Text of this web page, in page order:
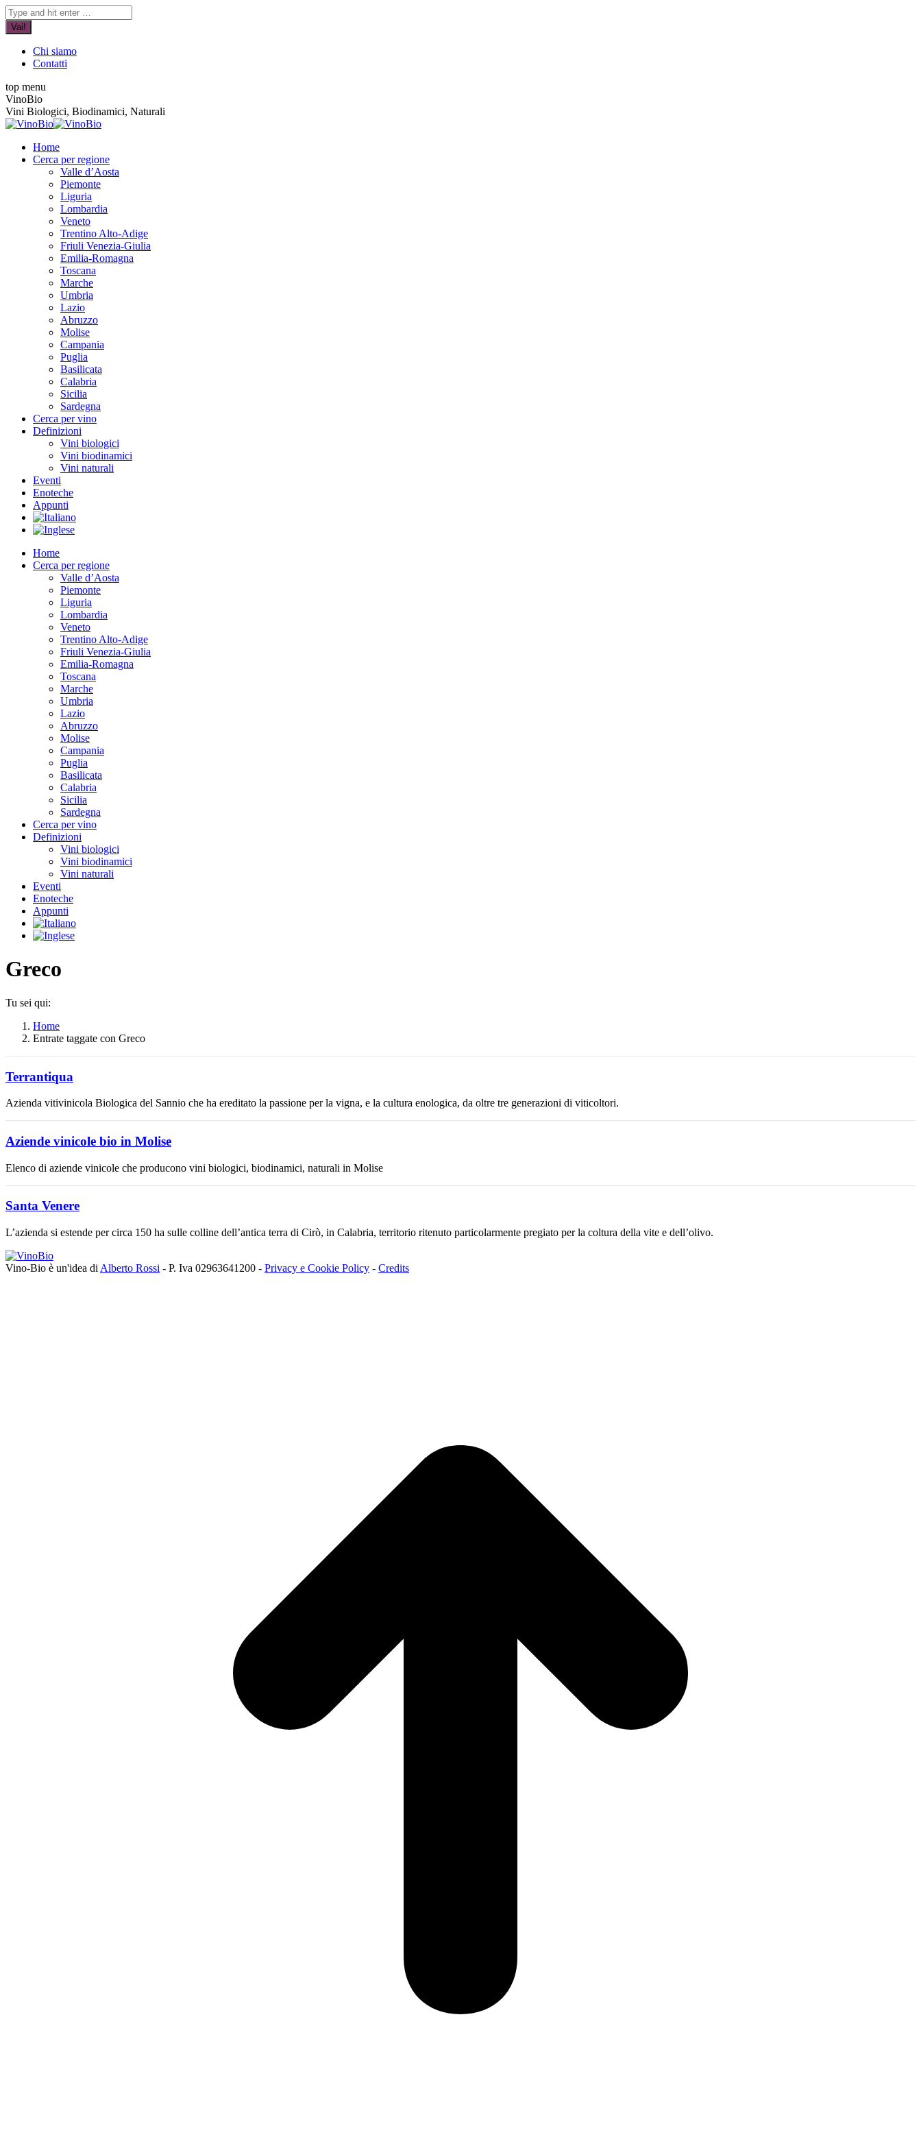
Vai
ai
contenuti
YouTube
page
opens
new
window
Facebook
page
opens
new
window
Cerca:
Chi siamo
Contatti
top menu
VinoBio
Vini Biologici, Biodinamici, Naturali
Home
Cerca per regione
Valle d’Aosta
Piemonte
Liguria
Lombardia
Veneto
Trentino Alto-Adige
Friuli Venezia-Giulia
Emilia-Romagna
Toscana
Marche
Umbria
Lazio
Abruzzo
Molise
Campania
Puglia
Basilicata
Calabria
Sicilia
Sardegna
Cerca per vino
Definizioni
Vini biologici
Vini biodinamici
Vini naturali
Eventi
Enoteche
Appunti
Home
Cerca per regione
Valle d’Aosta
Piemonte
Liguria
Lombardia
Veneto
Trentino Alto-Adige
Friuli Venezia-Giulia
Emilia-Romagna
Toscana
Marche
Umbria
Lazio
Abruzzo
Molise
Campania
Puglia
Basilicata
Calabria
Sicilia
Sardegna
Cerca per vino
Definizioni
Vini biologici
Vini biodinamici
Vini naturali
Eventi
Enoteche
Appunti
Greco
Tu sei qui:
Home
Entrate taggate con Greco
Terrantiqua
Azienda vitivinicola Biologica del Sannio che ha ereditato la passione per la vigna, e la cultura enologica, da oltre tre generazioni di viticoltori.
Aziende vinicole bio in Molise
Elenco di aziende vinicole che producono vini biologici, biodinamici, naturali in Molise
Santa Venere
L’azienda si estende per circa 150 ha sulle colline dell’antica terra di Cirò, in Calabria, territorio ritenuto particolarmente pregiato per la coltura della vite e dell’olivo.
Vino-Bio è un'idea di Alberto Rossi - P. Iva 02963641200 - Privacy e Cookie Policy - Credits